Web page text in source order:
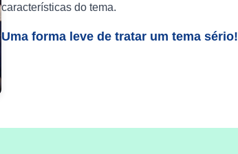
características do tema.
Uma forma leve de tratar um tema sério!